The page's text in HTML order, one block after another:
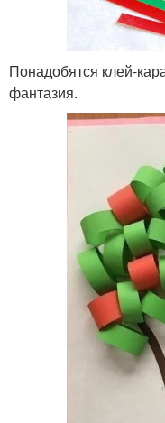
Понадобятся клей-
фантазия.